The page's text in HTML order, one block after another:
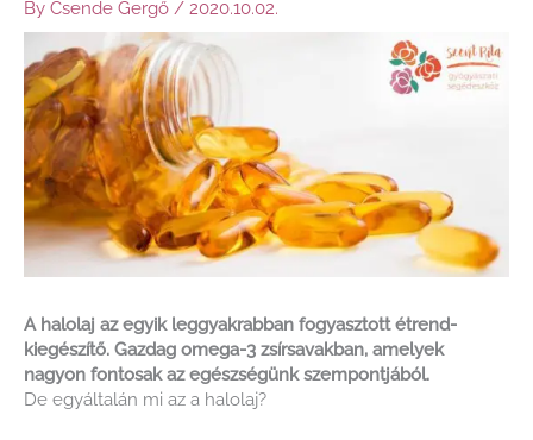
By Csende Gergő / 2020.10.02.
A halolaj az egyik leggyakrabban fogyasztott étrend-
kiegészítő. Gazdag omega-3 zsírsavakban, amelyek
nagyon fontosak az egészségünk szempontjából.
De egyáltalán mi az a halolaj?